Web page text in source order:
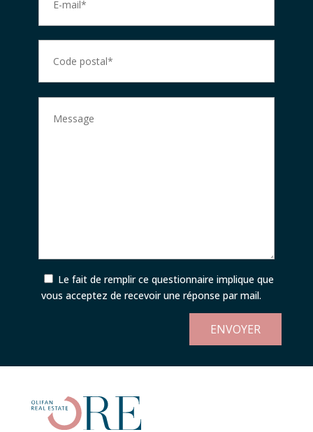
Le fait de remplir ce questionnaire implique que
vous acceptez de recevoir une réponse par mail.